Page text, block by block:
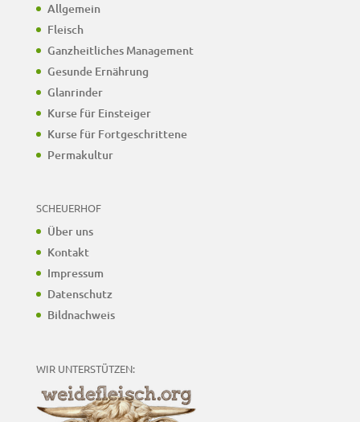
Allgemein
Fleisch
Ganzheitliches Management
Gesunde Ernährung
Glanrinder
Kurse für Einsteiger
Kurse für Fortgeschrittene
Permakultur
SCHEUERHOF
Über uns
Kontakt
Impressum
Datenschutz
Bildnachweis
WIR UNTERSTÜTZEN: